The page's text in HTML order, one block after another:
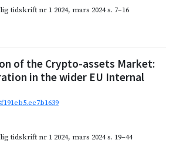
tidskrift nr 1 2024, mars 2024s. 7–16
of the Crypto-assets Market:
in the wider EU Internal
tidskrift nr 1 2024, mars 2024s. 19–44